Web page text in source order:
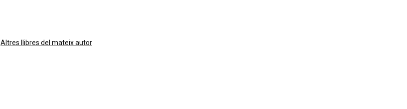
Altres llibres del mateix autor